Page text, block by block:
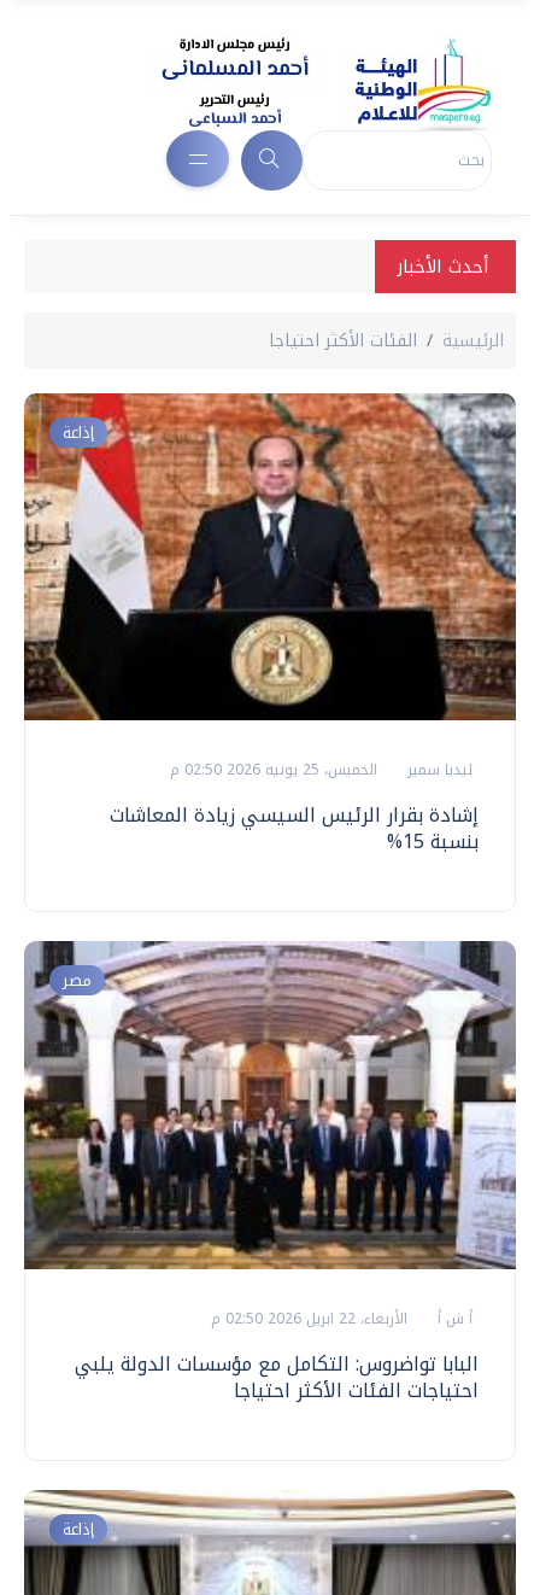
أحدث الأخبار
الرئيسية الفئات الأكثر احتياجا
إذاعة
ليديا سمير الخميس، 25 يونيه 2026 02:50 م
إشادة بقرار الرئيس السيسي زيادة المعاشات
بنسبة 15%
مصر
أ ش أ الأربعاء، 22 ابريل 2026 02:50 م
البابا تواضروس: التكامل مع مؤسسات الدولة يلبي
احتياجات الفئات الأكثر احتياجا
إذاعة